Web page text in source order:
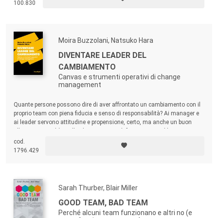
100.830
Moira Buzzolani, Natsuko Hara
DIVENTARE LEADER DEL
CAMBIAMENTO
Canvas e strumenti operativi di change
management
Quante persone possono dire di aver affrontato un cambiamento con il
proprio team con piena fiducia e senso di responsabilità? Ai manager e
ai leader servono attitudine e propensione, certo, ma anche un buon
guida pratica, accessibile e subito applicabile.
cod.
1796.429
Sarah Thurber, Blair Miller
GOOD TEAM, BAD TEAM
Perché alcuni team funzionano e altri no (e